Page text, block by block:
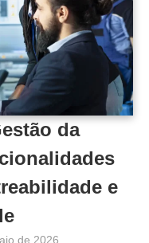
da
e
de 2026